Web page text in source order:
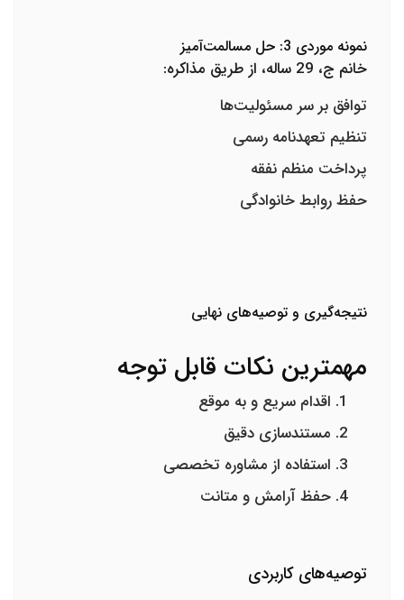
نمونه موردی 3: حل مسالمت‌آمیز
خانم ج، 29 ساله، از طریق مذاکره:
توافق بر سر مسئولیت‌ها
تنظیم تعهدنامه رسمی
پرداخت منظم نفقه
حفظ روابط خانوادگی
نتیجه‌گیری و توصیه‌های نهایی
مهمترین نکات قابل توجه
اقدام سریع و به موقع
مستندسازی دقیق
استفاده از مشاوره تخصصی
حفظ آرامش و متانت
توصیه‌های کاربردی